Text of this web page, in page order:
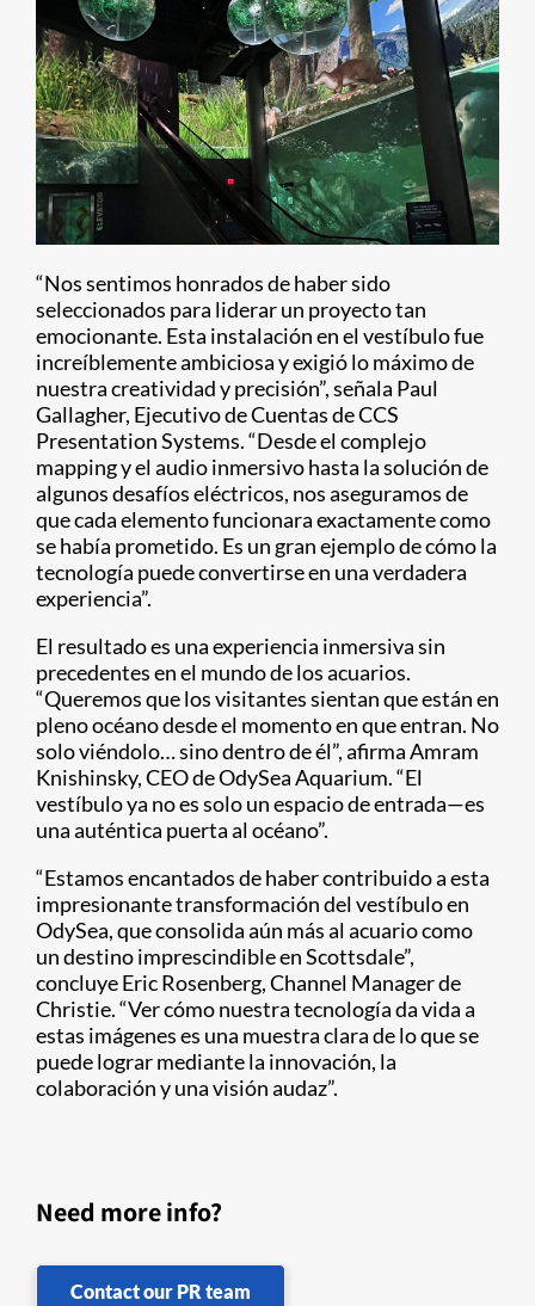
“Nos sentimos honrados de haber sido
seleccionados para liderar un proyecto tan
emocionante. Esta instalación en el vestíbulo fue
increíblemente ambiciosa y exigió lo máximo de
nuestra creatividad y precisión”, señala Paul
Gallagher, Ejecutivo de Cuentas de CCS
Presentation Systems. “Desde el complejo
mapping y el audio inmersivo hasta la solución de
algunos desafíos eléctricos, nos aseguramos de
que cada elemento funcionara exactamente como
se había prometido. Es un gran ejemplo de cómo la
tecnología puede convertirse en una verdadera
experiencia”.
El resultado es una experiencia inmersiva sin
precedentes en el mundo de los acuarios.
“Queremos que los visitantes sientan que están en
pleno océano desde el momento en que entran. No
solo viéndolo… sino dentro de él”, afirma Amram
Knishinsky, CEO de OdySea Aquarium. “El
vestíbulo ya no es solo un espacio de entrada—es
una auténtica puerta al océano”.
“Estamos encantados de haber contribuido a esta
impresionante transformación del vestíbulo en
OdySea, que consolida aún más al acuario como
un destino imprescindible en Scottsdale”,
concluye Eric Rosenberg, Channel Manager de
Christie. “Ver cómo nuestra tecnología da vida a
estas imágenes es una muestra clara de lo que se
puede lograr mediante la innovación, la
colaboración y una visión audaz”.
Need more info?
Contact our PR team